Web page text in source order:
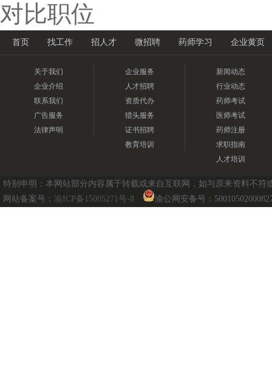
对比职位
首页 找工作 招人才 微招聘 药师学习 企业黄页
关于我们
企业介绍
联系我们
广告服务
法律声明
企业服务
人才招聘
资质代办
猎头服务
证书招聘
教育培训
新闻动态
行业动态
药师考试
医师考试
药师注册
求职指南
人才培训
特别申明：本网站部分内容属于转载或来自互联网，如与原来资料不
网站备案号： 渝ICP备15005271号-8 渝公网安备号：